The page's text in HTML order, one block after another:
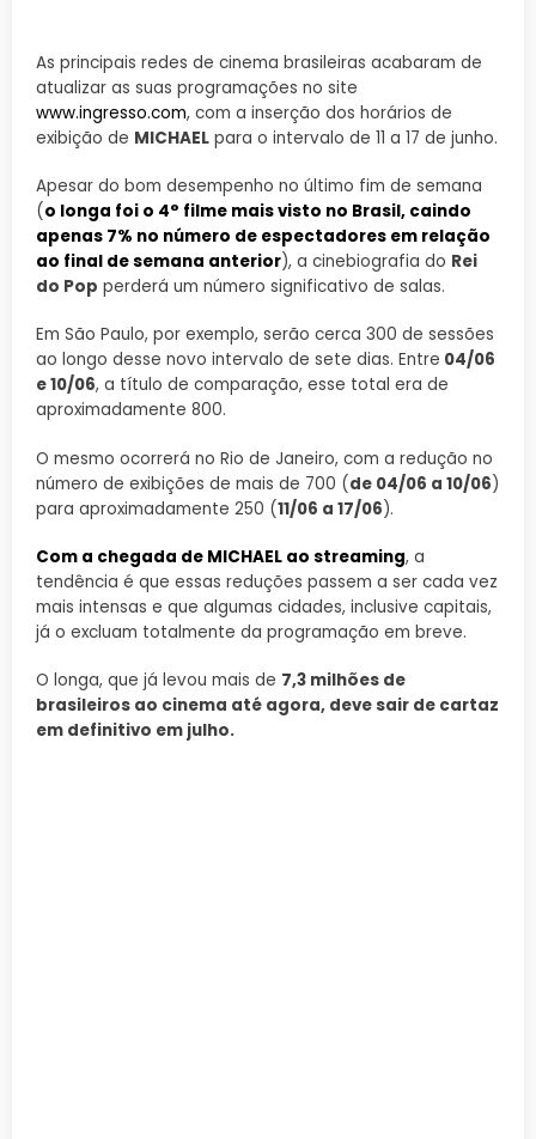
As principais redes de cinema brasileiras acabaram de
atualizar as suas programações no site
www.ingresso.com, com a inserção dos horários de
exibição de MICHAEL para o intervalo de 11 a 17 de junho.
Apesar do bom desempenho no último fim de semana
(o longa foi o 4° filme mais visto no Brasil, caindo
apenas 7% no número de espectadores em relação
ao final de semana anterior), a cinebiografia do Rei
do Pop perderá um número significativo de salas.
Em São Paulo, por exemplo, serão cerca 300 de sessões
ao longo desse novo intervalo de sete dias. Entre 04/06
e 10/06, a título de comparação, esse total era de
aproximadamente 800.
O mesmo ocorrerá no Rio de Janeiro, com a redução no
número de exibições de mais de 700 (de 04/06 a 10/06)
para aproximadamente 250 (11/06 a 17/06).
Com a chegada de MICHAEL ao streaming, a
tendência é que essas reduções passem a ser cada vez
mais intensas e que algumas cidades, inclusive capitais,
já o excluam totalmente da programação em breve.
O longa, que já levou mais de 7,3 milhões de
brasileiros ao cinema até agora, deve sair de cartaz
em definitivo em julho.